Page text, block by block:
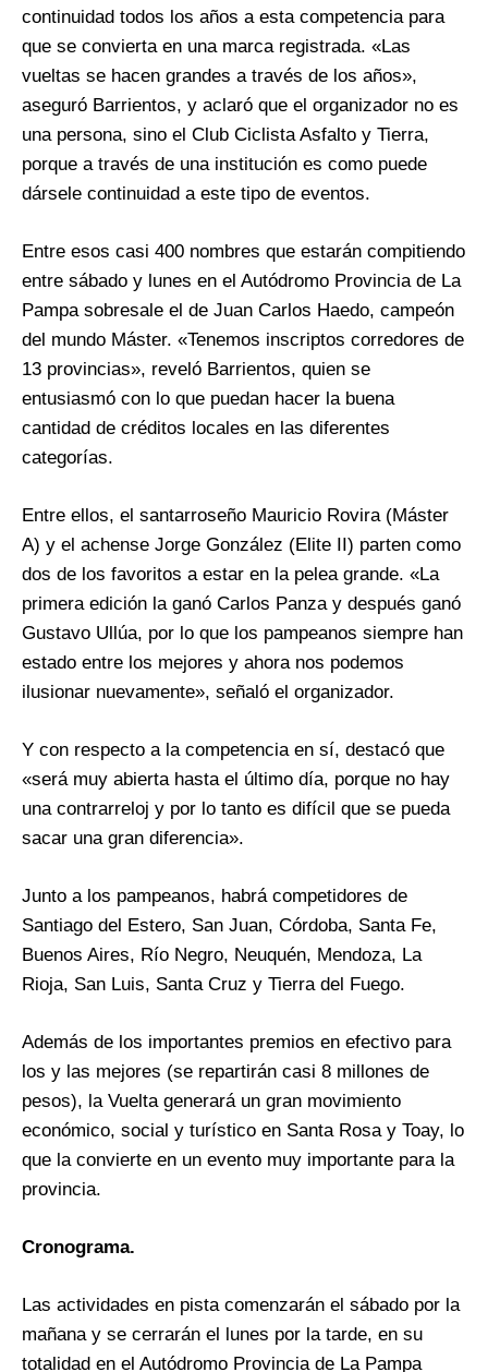
continuidad todos los años a esta competencia para
que se convierta en una marca registrada. «Las
vueltas se hacen grandes a través de los años»,
aseguró Barrientos, y aclaró que el organizador no es
una persona, sino el Club Ciclista Asfalto y Tierra,
porque a través de una institución es como puede
dársele continuidad a este tipo de eventos.
Entre esos casi 400 nombres que estarán compitiendo
entre sábado y lunes en el Autódromo Provincia de La
Pampa sobresale el de Juan Carlos Haedo, campeón
del mundo Máster. «Tenemos inscriptos corredores de
13 provincias», reveló Barrientos, quien se
entusiasmó con lo que puedan hacer la buena
cantidad de créditos locales en las diferentes
categorías.
Entre ellos, el santarroseño Mauricio Rovira (Máster
A) y el achense Jorge González (Elite II) parten como
dos de los favoritos a estar en la pelea grande. «La
primera edición la ganó Carlos Panza y después ganó
Gustavo Ullúa, por lo que los pampeanos siempre han
estado entre los mejores y ahora nos podemos
ilusionar nuevamente», señaló el organizador.
Y con respecto a la competencia en sí, destacó que
«será muy abierta hasta el último día, porque no hay
una contrarreloj y por lo tanto es difícil que se pueda
sacar una gran diferencia».
Junto a los pampeanos, habrá competidores de
Santiago del Estero, San Juan, Córdoba, Santa Fe,
Buenos Aires, Río Negro, Neuquén, Mendoza, La
Rioja, San Luis, Santa Cruz y Tierra del Fuego.
Además de los importantes premios en efectivo para
los y las mejores (se repartirán casi 8 millones de
pesos), la Vuelta generará un gran movimiento
económico, social y turístico en Santa Rosa y Toay, lo
que la convierte en un evento muy importante para la
provincia.
Cronograma.
Las actividades en pista comenzarán el sábado por la
mañana y se cerrarán el lunes por la tarde, en su
totalidad en el Autódromo Provincia de La Pampa